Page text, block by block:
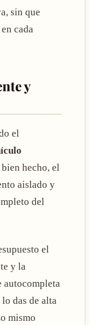
sin que
cada
y
el
hecho, el
aislado y
del
el
y la
autocompleta
das de alta
mismo